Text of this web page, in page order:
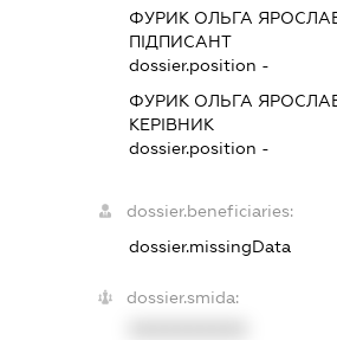
ФУРИК ОЛЬГА
ПІДПИСАНТ
dossier.position -
ФУРИК ОЛЬГА
КЕРІВНИК
dossier.position -
dossier.beneficiaries:
dossier.missingData
dossier.smida: